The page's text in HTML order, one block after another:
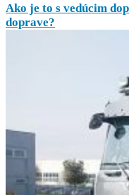
Ako je to s vedúcim
doprave?